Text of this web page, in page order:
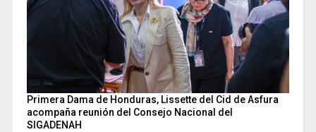
Primera Dama de Honduras, Lissette del Cid de Asfura
acompaña reunión del Consejo Nacional del
SIGADENAH